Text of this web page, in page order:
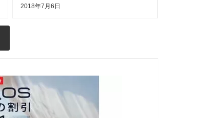
2018年7月6日